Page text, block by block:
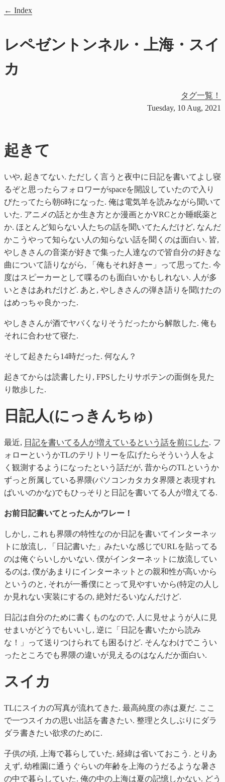
Index
レペゼントンネル・上海・スイ
カ
タグ一覧！
Tuesday, 10 Aug, 2021
起きて
いや, 起きてない. ただしく言うと夜中に日記を書いてよし寝
るぞと思ったらフォロワーがspaceを開設していたので入り
びたってたら朝6時になった. 俺は電気羊を読みながら聞いて
いた. アニメの話とか生き方とか漫画とかVRCとか睡眠薬と
か. ほとんど知らない人たちの話を聞いてたんだけど, なんだ
かこうやって知らない人の知らない話を聞くのは面白い. 皆,
やしきさんの音楽が好きで集った人達なので皆自分の好きな
曲について語りながら, 「俺もそれ好きー」って思ってた. 今
度はスピーカーとして喋るのも面白いかもしれない. 人が多
いときはあれだけど. あと, やしきさんの弾き語りを聞けたの
はめっちゃ良かった.
やしきさんが酒でヤバくなりそうだったから解散した. 俺も
それに合わせて寝た.
そして起きたら14時だった. 何なん？
起きてからは読書したり, FPSしたりサボテンの面倒を見た
り散歩した.
日記人(にっきんちゅ)
最近, 日記を書いてる人が増えているという話を前にした. フ
ォローというかTLのテリトリーを広げたらそういう人をよ
く観測するようになったという話だが, 昔からのTLというか
ずっと所属している界隈(パソコンカタカタ界隈と表現すれ
ばいいのかな)でもひっそりと日記を書いてる人が増えてる.
お前日記書いてとったんかワレー！
しかし, これも界隈の特性なのか日記を書いてインターネッ
トに放流し, 「日記書いた」みたいな感じでURLを貼ってる
のは俺ぐらいしかいない. 僕がインターネットに放流してい
るのは, 僕があまりにインターネットとの親和性が高いから
というのと, それが一番僕にとって見やすいから(特定の人し
か見れない実装にするの, 絶対だるい)なんだけど.
日記は自分のために書くものなので, 人に見せようが人に見
せまいがどうでもいいし, 逆に「日記を書いたから読み
な！」って送りつけられても困るけど. そんなわけでこうい
ったところでも界隈の違いが見えるのはなんだか面白い.
スイカ
TLにスイカの写真が流れてきた. 最高純度の赤は夏だ. ここ
で一つスイカの思い出話を書きたい. 整理と久しぶりにダラ
ダラ書きたい欲求のために.
子供の頃, 上海で暮らしていた. 経緯は省いておこう. とりあ
えず, 幼稚園に通うぐらいの年齢を上海のうだるような暑さ
の中で暮らしていた. 俺の中の上海は夏の記憶しかない. どう